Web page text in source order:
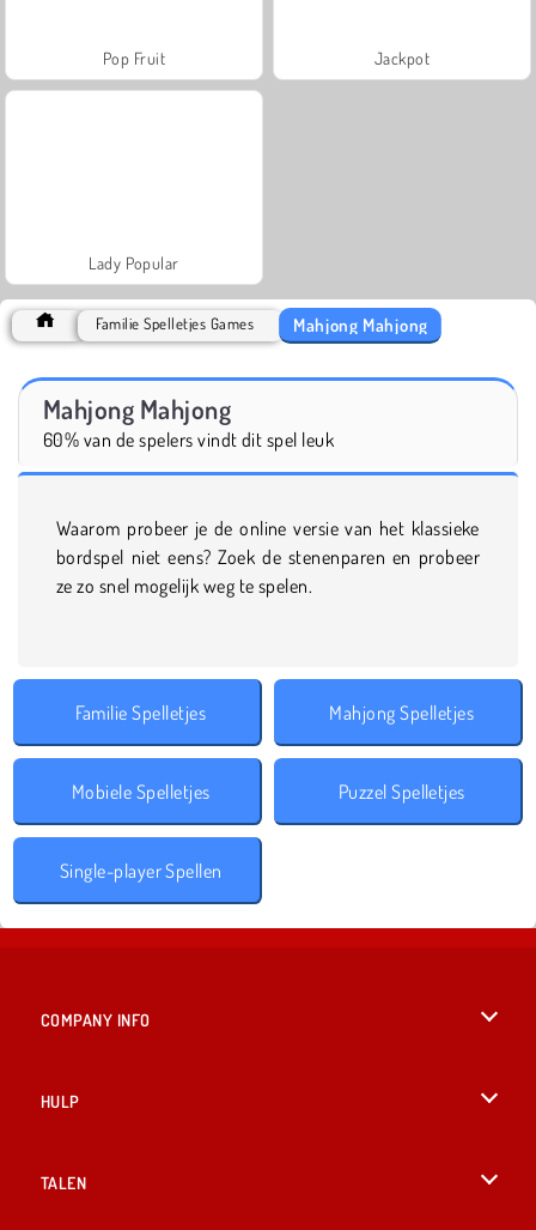
Pop Fruit Jackpot
Lady Popular
Familie Spelletjes Games Mahjong Mahjong
Mahjong Mahjong
60% van de spelers vindt dit spel leuk
Waarom probeer je de online versie van het klassieke
bordspel niet eens? Zoek de stenenparen en probeer
ze zo snel mogelijk weg te spelen.
Familie Spelletjes Mahjong Spelletjes
Mobiele Spelletjes Puzzel Spelletjes
Single-player Spellen
COMPANY INFO
HULP
TALEN